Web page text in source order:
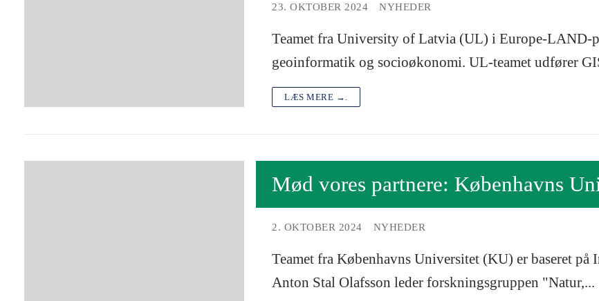
23. OKTOBER 2024 NYHEDER
Teamet fra University of Latvia (UL) i Europe-LAND-
geoinformatik og socioøkonomi. UL-teamet udfører
LÆS MERE →.
Mød vores partnere: Københavns
2. OKTOBER 2024 NYHEDER
Teamet fra Københavns Universitet (KU) er baseret
Anton Stal Olafsson leder forskningsgruppen "Natur,...